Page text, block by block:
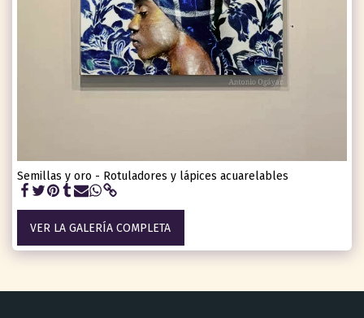
Semillas y oro - Rotuladores y lápices acuarelables
VER LA GALERÍA COMPLETA